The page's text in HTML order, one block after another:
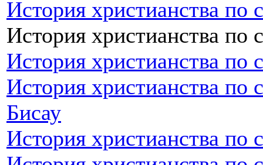
История христианства по
История христианства по
История христианства по
История христианства по
Бисау
История христианства по